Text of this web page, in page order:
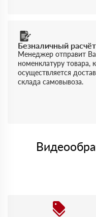
Безналичный расчёт
Менеджер отправит
номенклатуру товара,
осуществляется
склада самовывоза.